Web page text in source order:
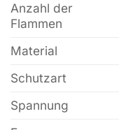
Anzahl der
Flammen
Material
Schutzart
Spannung